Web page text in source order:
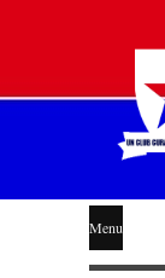
Menu